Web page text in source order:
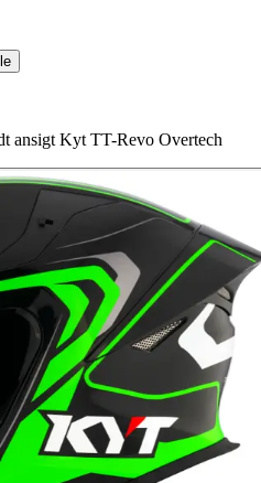
ansigt Kyt TT-Revo Overtech